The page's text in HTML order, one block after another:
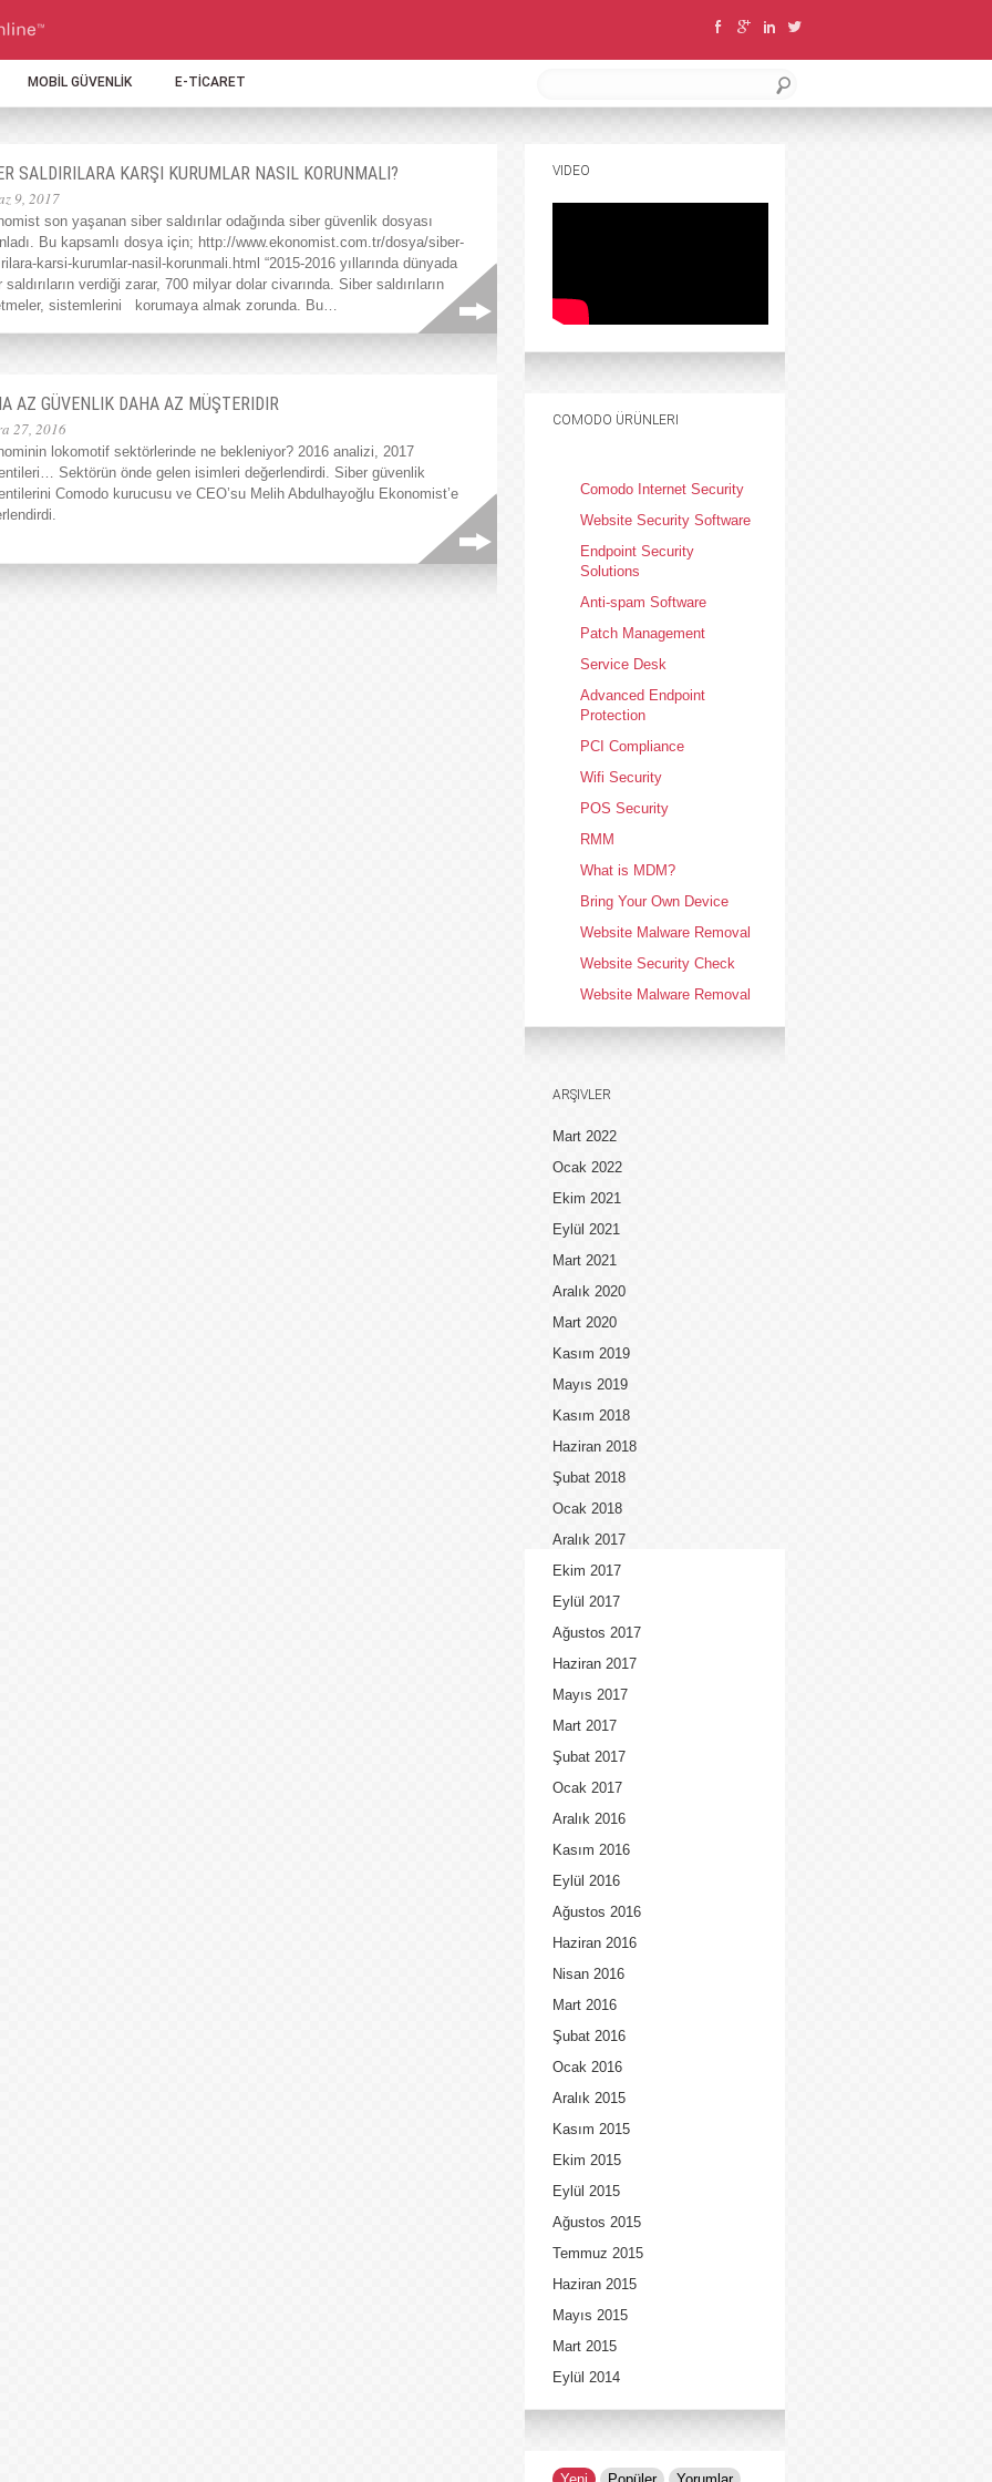
MOBİL GÜVENLİK E-TİCARET
SALDIRILARA KARŞI KURUMLAR NASIL KORUNMALI?
9, 2017
son yaşanan siber saldırılar odağında siber güvenlik dosyası
Bu kapsamlı dosya için; http://www.ekonomist.com.tr/dosya/siber-
karsi-kurumlar-nasil-korunmali.html “2015-2016 yıllarında dünyada
saldırıların verdiği zarar, 700 milyar dolar civarında. Siber saldırıların
sistemlerini korumaya almak zorunda. Bu…
AZ GÜVENLIK DAHA AZ MÜŞTERIDIR
27, 2016
lokomotif sektörlerinde ne bekleniyor? 2016 analizi, 2017
Sektörün önde gelen isimleri değerlendirdi. Siber güvenlik
Comodo kurucusu ve CEO’su Melih Abdulhayoğlu Ekonomist’e
VIDEO
COMODO ÜRÜNLERI
Comodo Internet Security
Website Security Software
Endpoint Security
Solutions
Anti-spam Software
Patch Management
Service Desk
Advanced Endpoint
Protection
PCI Compliance
Wifi Security
POS Security
RMM
What is MDM?
Bring Your Own Device
Website Malware Removal
Website Security Check
Website Malware Removal
ARŞIVLER
Mart 2022
Ocak 2022
Ekim 2021
Eylül 2021
Mart 2021
Aralık 2020
Mart 2020
Kasım 2019
Mayıs 2019
Kasım 2018
Haziran 2018
Şubat 2018
Ocak 2018
Aralık 2017
Ekim 2017
Eylül 2017
Ağustos 2017
Haziran 2017
Mayıs 2017
Mart 2017
Şubat 2017
Ocak 2017
Aralık 2016
Kasım 2016
Eylül 2016
Ağustos 2016
Haziran 2016
Nisan 2016
Mart 2016
Şubat 2016
Ocak 2016
Aralık 2015
Kasım 2015
Ekim 2015
Eylül 2015
Ağustos 2015
Temmuz 2015
Haziran 2015
Mayıs 2015
Mart 2015
Eylül 2014